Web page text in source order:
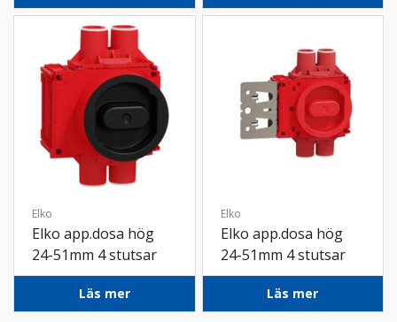
Elko
Elko app.dosa hög
24-51mm 4 stutsar
brand
Läs mer
Elko
Elko app.dosa hög
24-51mm 4 stutsar
regelf
Läs mer